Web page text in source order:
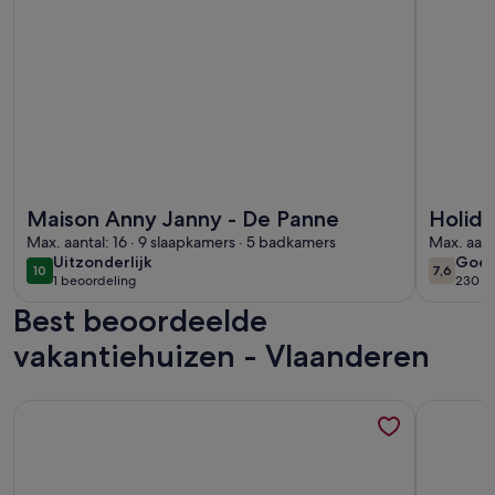
Maison Anny Janny - De Panne
Max. aantal: 16 · 9 slaapkamers · 5 badkamers
1010 op 10
Uitzonderlijk
uitzonderlijk
1 beoordeling
(1
beoordeling)
Max.
7,67,6 op
230
(230
Best beoordeelde
vakantiehuizen - Vlaanderen
Meer informatie over Chalet te Bredene. Camping Costa.